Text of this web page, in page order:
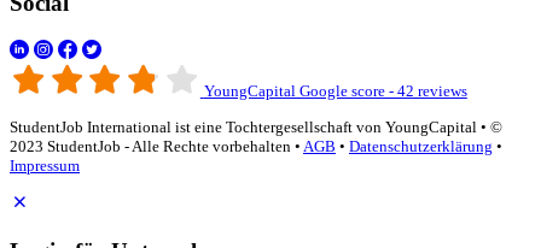
YoungCapital Google score - 42 reviews
StudentJob International ist eine Tochtergesellschaft von YoungCapital • ©
2023 StudentJob - Alle Rechte vorbehalten • AGB • Datenschutzerklärung •
Impressum